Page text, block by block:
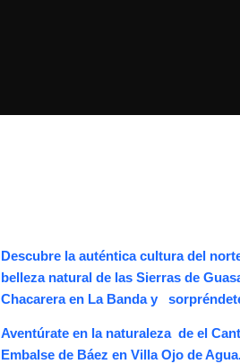
Descubre la auténtica cultura del
belleza natural de las Sierras de
Chacarera en La Banda y
Aventúrate en la naturaleza de el
Embalse de Báez en Villa Ojo de